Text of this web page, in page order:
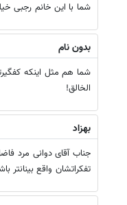
شما با این خانم رجبی
بدون نام
شما هم مثل اينكه
الخالق!
بهزاد
جناب آقای دوانی مرد
تفکراتشان واقع بینانتر